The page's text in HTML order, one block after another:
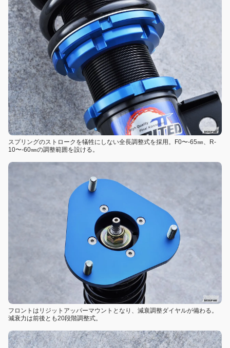
スプリングのストロークを犠牲にしない全長調整式を採用。F0〜-65㎜、R-
10〜-60㎜の調整範囲を設ける。
フロントはリジットアッパーマウントとなり、減衰調整ダイヤルが備わる。
減衰力は前後とも20段階調整式。